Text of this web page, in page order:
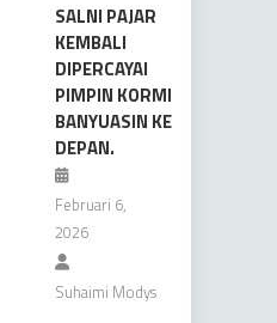
SALNI PAJAR
KEMBALI
DIPERCAYAI
PIMPIN KORMI
BANYUASIN KE
DEPAN.
Februari 6,
2026
Suhaimi Modys